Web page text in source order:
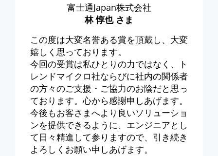
富士通Japan株式会社
林 惇也 さま
この度は大変名誉ある賞を頂戴し、大変
嬉しく思っております。
今回の受賞は私ひとりの力ではなく、ト
レンドマイクロ社ならびに社内の関係者
の方々のご支援・ご協力のお陰だと思っ
ております。心から感謝申しあげます。
今後もお客さまへより良いソリューショ
ンを提供できるように、エンジニアとし
て日々精進して参りますので、引き続き
よろしくお願い申しあげます。